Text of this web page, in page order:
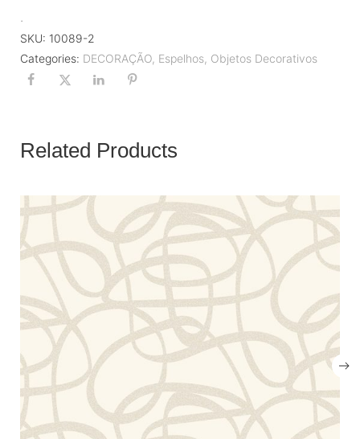
.
SKU: 10089-2
Categories: DECORAÇÃO, Espelhos, Objetos Decorativos
Related Products